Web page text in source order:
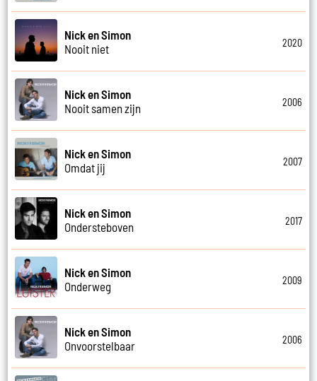
Nick en Simon
Nooit niet
2020
Nick en Simon
Nooit samen zijn
2006
Nick en Simon
Omdat jij
2007
Nick en Simon
Ondersteboven
2017
Nick en Simon
Onderweg
2009
Nick en Simon
Onvoorstelbaar
2006